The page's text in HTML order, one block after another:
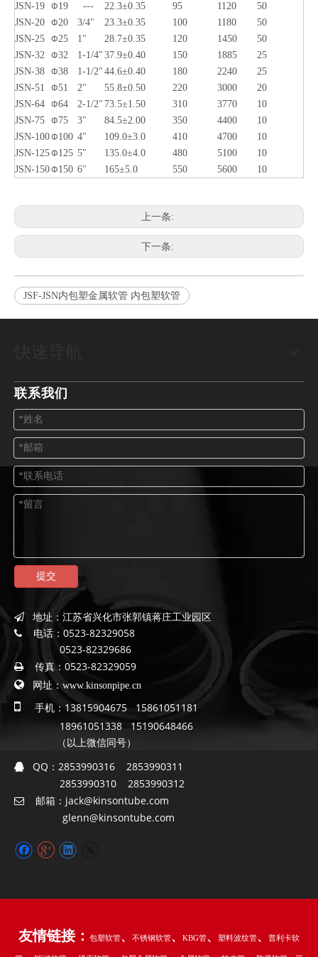
JSN-19
Φ19 --- 22.3±0.35 95 1120
50
JSN-20
Φ20 3/4" 23.3±0.35 100 1180
50
JSN-25
Φ25 1" 28.7±0.35 120 1450
50
JSN-32
Φ32 1-1/4" 37.9±0.40 150 1885
25
JSN-38
Φ38 1-1/2" 44.6±0.40 180 2240
25
JSN-51
Φ51 2" 55.8±0.50 220 3000
20
JSN-64
Φ64 2-1/2" 73.5±1.50 310 3770
10
JSN-75
Φ75 3" 84.5±2.00 350 4400
10
JSN-100Φ100 4" 109.0±3.0 410 4700
10
JSN-125Φ125 5" 135.0±4.0 480 5100
10
JSN-150Φ150 6" 165±5.0 550 5600 10
上一条:
下一条:
JSF-JSN内包塑金属软管 内包塑软管
联系我们
提交
 地址： 江苏省兴化市张郭镇蒋庄工业园区
 电话： 0523-82329058
0523-82329686
 传真： 0523-82329059
 网址： www.kinsonpipe.cn

手机：13815904675 15861051181
18961051338 15190648466
（以上微信同号）
 QQ： 2853990316 2853990311
2853990310 2853990312
 邮箱： jack@kinsontube.com
glenn@kinsontube.com
友情链接： 包塑软管、 不锈钢软管、 KBG管、 塑料波纹管、 普利卡软